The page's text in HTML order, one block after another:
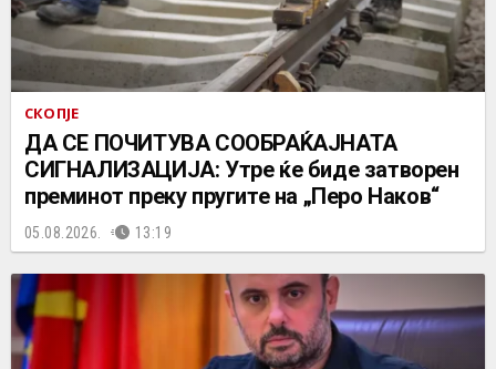
СКОПЈЕ
ДА СЕ ПОЧИТУВА СООБРАЌАЈНАТА
СИГНАЛИЗАЦИЈА: Утре ќе биде затворен
преминот преку пругите на „Перо Наков“
05.08.2026. 13:19